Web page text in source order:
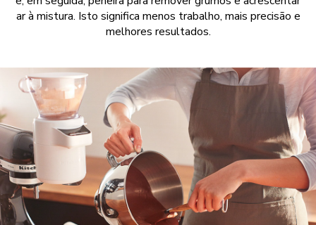
ar à mistura. Isto significa menos trabalho, mais precisão e
melhores resultados.